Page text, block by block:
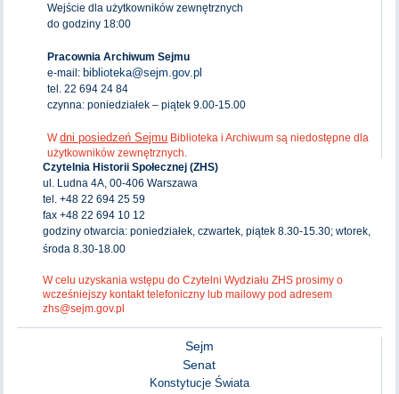
Wejście dla użytkowników zewnętrznych
do godziny 18:00
Pracownia Archiwum Sejmu
e-mail: biblioteka@sejm.gov.pl
tel. 22 694 24 84
czynna: poniedziałek – piątek 9.00-15.00
Wdni posiedzeń Sejmu Biblioteka i Archiwum są niedostępne dla
użytkowników zewnętrznych.
Czytelnia Historii Społecznej (ZHS)
ul. Ludna 4A, 00-406 Warszawa
tel. +48 22 694 25 59
fax +48 22 694 10 12
godziny otwarcia: poniedziałek, czwartek, piątek 8.30-15.30; wtorek,
środa 8.30-18.00
W celu uzyskania wstępu do Czytelni Wydziału ZHS prosimy o
wcześniejszy kontakt telefoniczny lub mailowy pod adresem
zhs@sejm.gov.pl
Sejm
Senat
Konstytucje Świata